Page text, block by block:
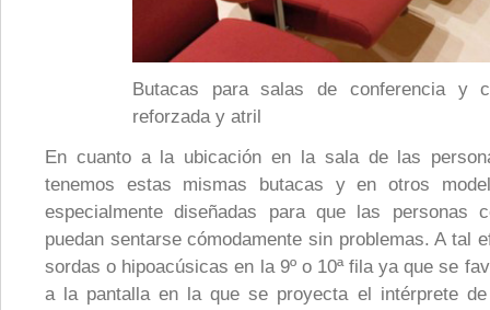
Butacas para salas de conferencia y
reforzada y atril
En cuanto a la ubicación en la sala de las
tenemos estas mismas butacas y en otros
especialmente diseñadas para que las personas
puedan sentarse cómodamente sin problemas. A tal
sordas o hipoacúsicas en la 9º o 10ª fila ya que se
a la pantalla en la que se proyecta el intérprete